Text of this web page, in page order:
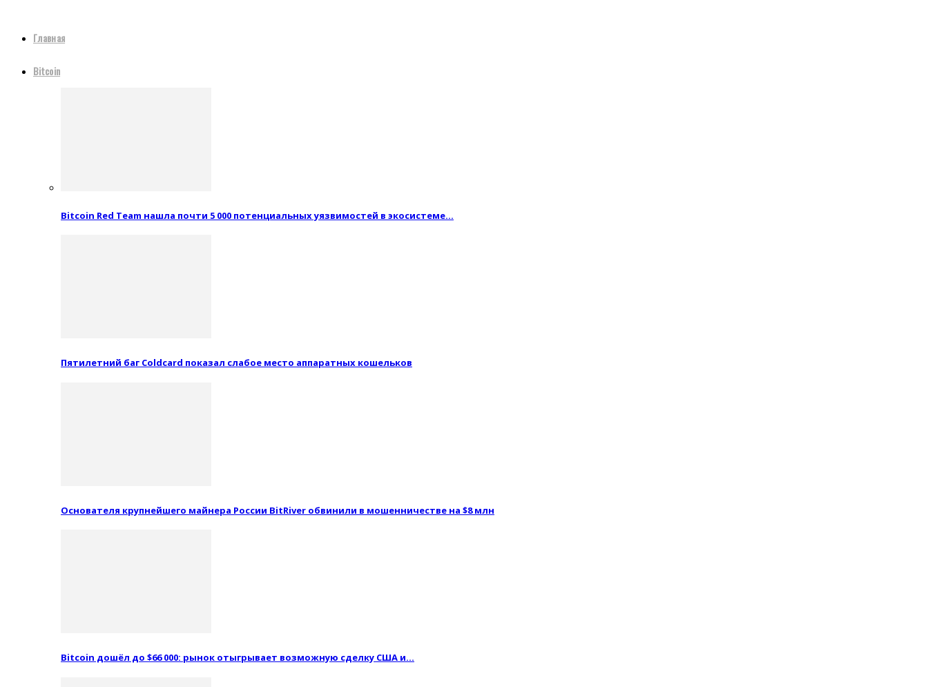
Главная
Bitcoin
Bitcoin Red Team нашла почти 5 000 потенциальных уязвимостей в экосистеме…
Пятилетний баг Coldcard показал слабое место аппаратных кошельков
Основателя крупнейшего майнера России BitRiver обвинили в мошенничестве на $8 млн
Bitcoin дошёл до $66 000: рынок отыгрывает возможную сделку США и…